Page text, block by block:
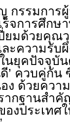
กรรมการ
ร็จการศึกษ
ยมด้วยคุณ
ะความรับ
นยุคปัจจุบั
ดี’ ควบคู่กั
ด้วยควา
กฐานสำคั
งประเทศ